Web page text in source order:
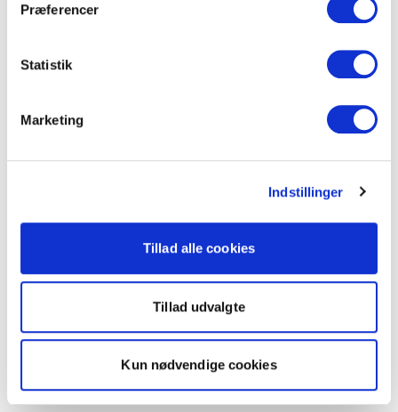
Præferencer
Statistik
Marketing
Indstillinger
Tillad alle cookies
Tillad udvalgte
Kun nødvendige cookies